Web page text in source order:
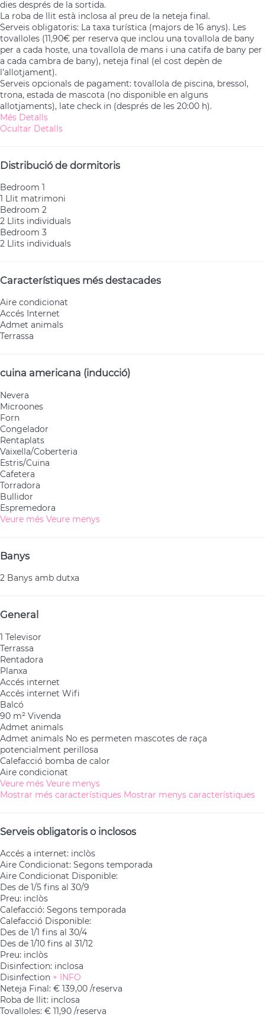
dies després de la sortida.
La roba de llit està inclosa al preu de la neteja final.
Serveis obligatoris: La taxa turística (majors de 16 anys). Les
tovalloles (11,90€ per reserva que inclou una tovallola de bany
per a cada hoste, una tovallola de mans i una catifa de bany per
a cada cambra de bany), neteja final (el cost depèn de
l'allotjament).
Serveis opcionals de pagament: tovallola de piscina, bressol,
trona, estada de mascota (no disponible en alguns
allotjaments), late check in (després de les 20:00 h).
Més Detalls
Ocultar Detalls
Distribució de dormitoris
Bedroom 1
1 Llit matrimoni
Bedroom 2
2 Llits individuals
Bedroom 3
2 Llits individuals
Característiques més destacades
Aire condicionat
Accés Internet
Admet animals
Terrassa
cuina americana (inducció)
Nevera
Microones
Forn
Congelador
Rentaplats
Vaixella/Coberteria
Estris/Cuina
Cafetera
Torradora
Bullidor
Espremedora
Veure més Veure menys
Banys
2 Banys amb dutxa
General
1 Televisor
Terrassa
Rentadora
Planxa
Accés internet
Accés internet Wifi
Balcó
90 m² Vivenda
Admet animals
Admet animals No es permeten mascotes de raça
potencialment perillosa
Calefacció bomba de calor
Aire condicionat
Veure més Veure menys
Mostrar més característiques Mostrar menys característiques
Serveis obligatoris o inclosos
Accés a internet: inclòs
Aire Condicionat: Segons temporada
Aire Condicionat Disponible:
Des de 1/5 fins al 30/9
Preu: inclòs
Calefacció: Segons temporada
Calefacció Disponible:
Des de 1/1 fins al 30/4
Des de 1/10 fins al 31/12
Preu: inclòs
Disinfection: inclosa
Disinfection + INFO
Neteja Final: € 139,00 /reserva
Roba de llit: inclosa
Tovalloles: € 11,90 /reserva